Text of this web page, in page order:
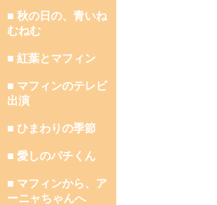
■ 秋の日の、青いね
むねむ
■ 紅葉とマフィン
■ マフィンのテレビ
出演
■ ひまわりの季節
■ 愛しのパチくん
■ マフィンから、ア
ーニャちゃんへ